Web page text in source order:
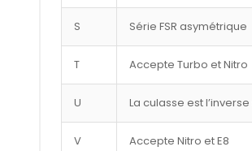
S Série FSR asymétrique
T Accepte Turbo et Nitro
U La culasse est
V Accepte Nitro et E8